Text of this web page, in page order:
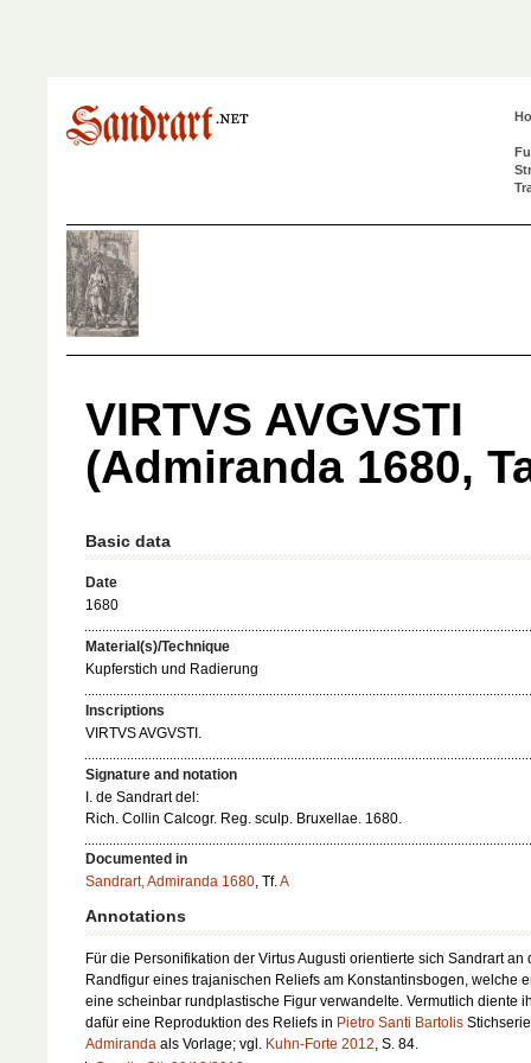
VIRTVS AVGVSTI
(Admiranda 1680,
Basic data
Date
1680
Material(s)/Technique
Kupferstich und Radierung
Inscriptions
VIRTVS AVGVSTI.
Signature and notation
I. de Sandrart del:
Rich. Collin Calcogr. Reg. sculp. Bruxellae. 1680.
Documented in
Sandrart, Admiranda 1680, Tf.A
Annotations
Für die Personifikation der Virtus Augusti orientierte sich Sandrart an
Randfigur eines trajanischen Reliefs am Konstantinsbogen, welche
eine scheinbar rundplastische Figur verwandelte. Vermutlich diente
dafür eine Reproduktion des Reliefs in Pietro Santi Bartolis Stichserie
Admiranda als Vorlage; vgl. Kuhn-Forte 2012, S. 84.